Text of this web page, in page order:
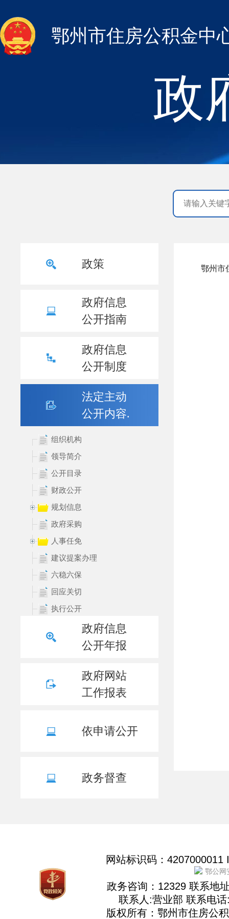
政
鄂州市住房公积金中
政策
政府信息
公开指南
政府信息
公开制度
法定主动
公开内容.
组织机构
领导简介
公开目录
财政公开
规划信息
政府采购
人事任免
建议提案办理
六稳六保
回应关切
执行公开
决策预公开
统计信息
其他主动公开
涉企行政检查公示专栏
政府信息
公开年报
政府网站
工作报表
依申请公开
政务督查
网站标识码：
鄂公网
政务咨询：12329 联系地
联系人:营业部 联系电
版权所有：鄂州市住房公